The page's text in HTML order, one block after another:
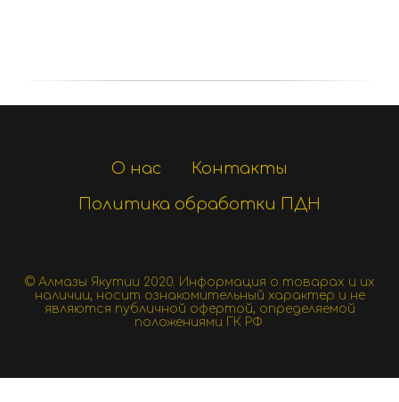
О нас
Контакты
Политика обработки ПДН
© Алмазы Якутии 2020. Информация о товарах и их
наличии, носит ознакомительный характер и не
являются публичной офертой, определяемой
положениями ГК РФ.